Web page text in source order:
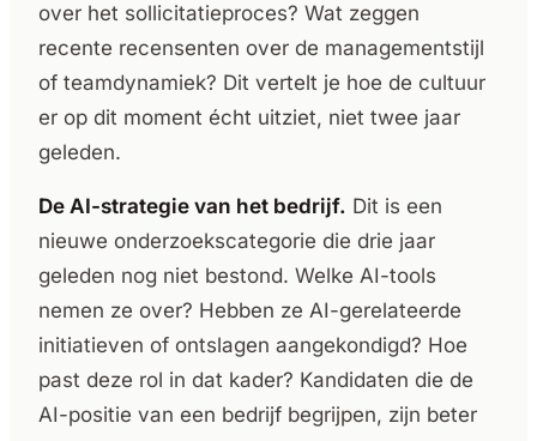
over het sollicitatieproces? Wat zeggen
recente recensenten over de managementstijl
of teamdynamiek? Dit vertelt je hoe de cultuur
er op dit moment écht uitziet, niet twee jaar
geleden.
De AI-strategie van het bedrijf. Dit is een
nieuwe onderzoekscategorie die drie jaar
geleden nog niet bestond. Welke AI-tools
nemen ze over? Hebben ze AI-gerelateerde
initiatieven of ontslagen aangekondigd? Hoe
past deze rol in dat kader? Kandidaten die de
AI-positie van een bedrijf begrijpen, zijn beter